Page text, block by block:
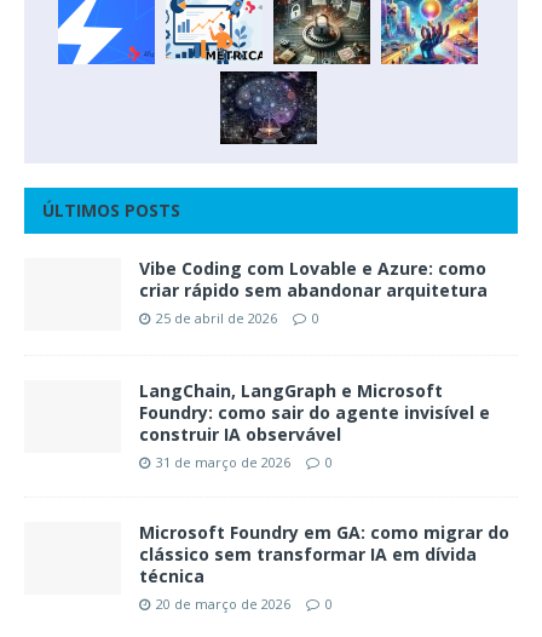
ÚLTIMOS POSTS
Vibe Coding com Lovable e Azure: como
criar rápido sem abandonar arquitetura
25 de abril de 2026 0
LangChain, LangGraph e Microsoft
Foundry: como sair do agente invisível e
construir IA observável
31 de março de 2026 0
Microsoft Foundry em GA: como migrar do
clássico sem transformar IA em dívida
técnica
20 de março de 2026 0